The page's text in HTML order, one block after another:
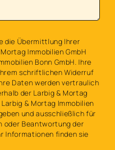
die Übermittlung Ihrer
Immobilien GmbH
Bonn GmbH. Ihre
schriftlichen Widerruf
Daten werden vertraulich
der Larbig & Mortag
& Mortag Immobilien
und ausschließlich für
oder Beantwortung der
Informationen finden sie